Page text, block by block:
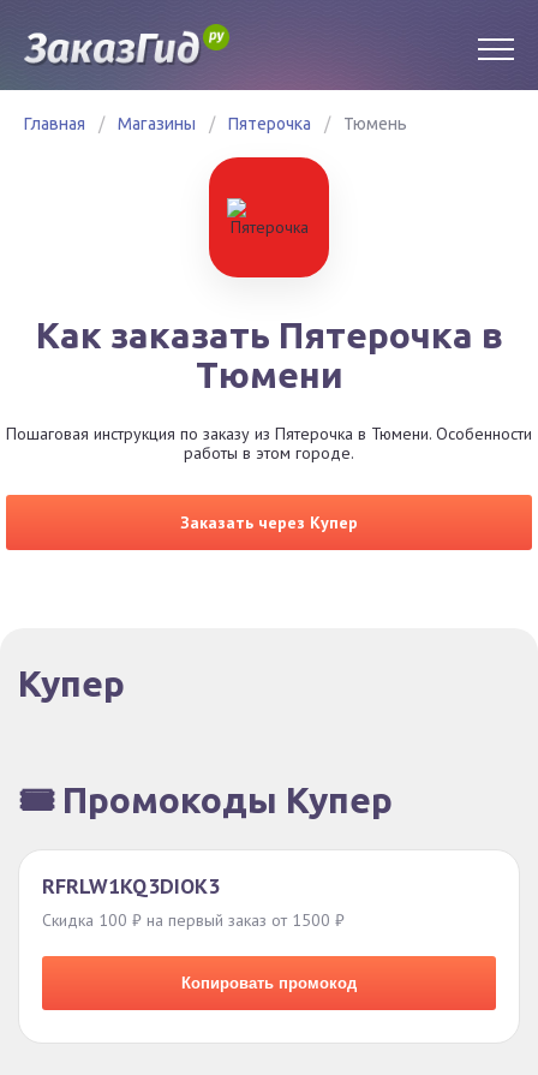
Главная / Магазины / Пятерочка / Тюмень
Как заказать Пятерочка в
Тюмени
Пошаговая инструкция по заказу из Пятерочка в Тюмени. Особенности
работы в этом городе.
Заказать через Купер
Купер
🎟️ Промокоды Купер
RFRLW1KQ3DIOK3
Скидка 100 ₽ на первый заказ от 1500 ₽
Копировать промокод